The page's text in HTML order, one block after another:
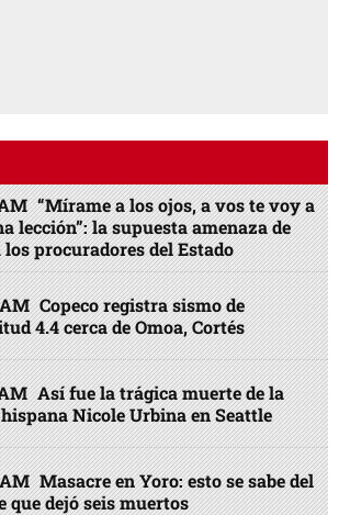
“Mírame a los ojos, a vos te voy a
lección”: la supuesta amenaza de
los procuradores del Estado
AM Copeco registra sismo de
4.4 cerca de Omoa, Cortés
Así fue la trágica muerte de la
Nicole Urbina en Seattle
AM Masacre en Yoro: esto se sabe del
que dejó seis muertos